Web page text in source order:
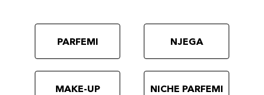
PARFEMI NJEGA
MAKE-UP NICHE PARFEMI